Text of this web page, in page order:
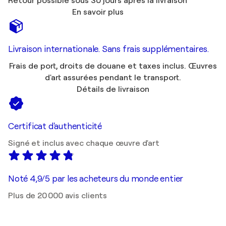
En savoir plus
Livraison internationale. Sans frais supplémentaires.
Frais de port, droits de douane et taxes inclus. Œuvres
d'art assurées pendant le transport.
Détails de livraison
Certificat d'authenticité
Signé et inclus avec chaque œuvre d'art
Noté 4,9/5 par les acheteurs du monde entier
Plus de 20 000 avis clients